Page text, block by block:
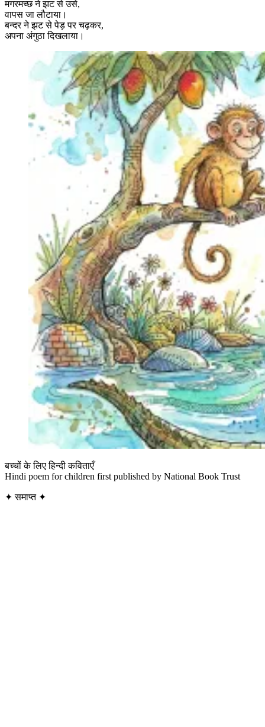
मगरमच्छ ने झट से उसे,
वापस जा लौटाया।
बन्दर ने झट से पेड़ पर चढ़कर,
अपना अंगुठा दिखलाया।
बच्चों के लिए हिन्दी कविताएँ
Hindi poem for children first published by National Book Trust
✦ समाप्त ✦